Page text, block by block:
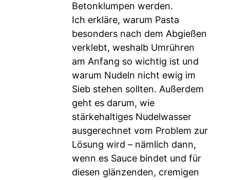
Betonklumpen werden.
Ich erkläre, warum Pasta
besonders nach dem Abgießen
verklebt, weshalb Umrühren
am Anfang so wichtig ist und
warum Nudeln nicht ewig im
Sieb stehen sollten. Außerdem
geht es darum, wie
stärkehaltiges Nudelwasser
ausgerechnet vom Problem zur
Lösung wird – nämlich dann,
wenn es Sauce bindet und für
diesen glänzenden, cremigen